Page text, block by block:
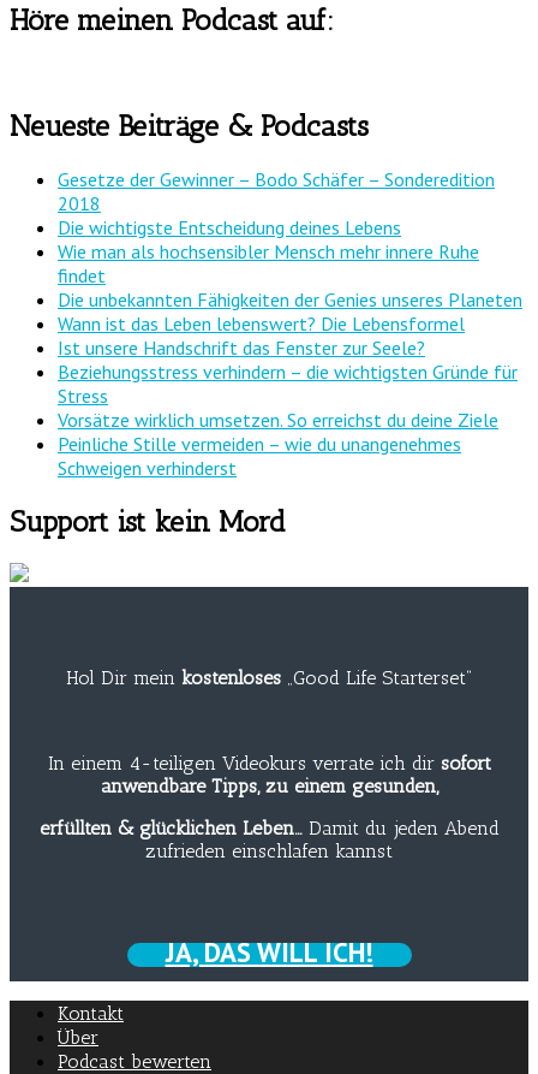
Höre meinen Podcast auf:
Neueste Beiträge & Podcasts
Gesetze der Gewinner – Bodo Schäfer – Sonderedition
2018
Die wichtigste Entscheidung deines Lebens
Wie man als hochsensibler Mensch mehr innere Ruhe
findet
Die unbekannten Fähigkeiten der Genies unseres Planeten
Wann ist das Leben lebenswert? Die Lebensformel
Ist unsere Handschrift das Fenster zur Seele?
Beziehungsstress verhindern – die wichtigsten Gründe für
Stress
Vorsätze wirklich umsetzen. So erreichst du deine Ziele
Peinliche Stille vermeiden – wie du unangenehmes
Schweigen verhinderst
Support ist kein Mord
Hol Dir mein kostenloses „Good Life Starterset“
In einem 4-teiligen Videokurs verrate ich dir sofort
anwendbare Tipps, zu einem gesunden,
erfüllten & glücklichen Leben…Damit du jeden Abend
zufrieden einschlafen kannst
JA, DAS WILL ICH!
Kontakt
Über
Podcast bewerten